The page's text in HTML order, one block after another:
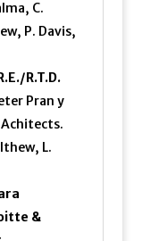
C.
P. Davis,
R.T.D.
Pran y
Achitects.
L.
&